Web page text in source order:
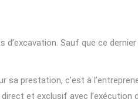
Sauf que ce
prestation, c’est à
et exclusif avec